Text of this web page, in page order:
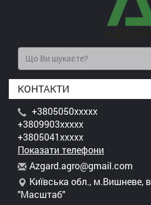
КОНТАКТИ
+3805050xxxxx
+3809903xxxxx
+3805041xxxxx
Показати телефони
Azgard.agro@gmail.com
Київська обл., м.Вишневе,
"Масштаб"